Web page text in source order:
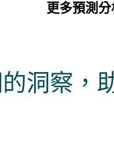
更多預測
洞察，